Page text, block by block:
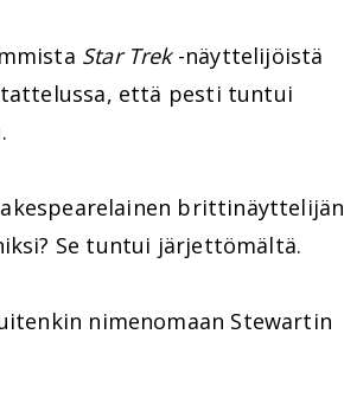
Star Trek-näyttelijöistä
että pesti tuntui
brittinäyttelijän
Se tuntui järjettömältä.
nimenomaan Stewartin